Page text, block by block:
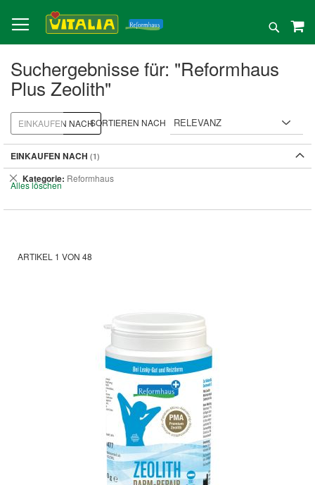
zum
Inhalt
Suche
Suchergebnisse für: "Reformhaus
Plus Zeolith"
ARTIKEL 1 VON 48
SORTIEREN NACH
EINKAUFEN NACH
EINKAUFEN NACH
Kategorie Reformhaus
Dies
entfernen
Alles löschen